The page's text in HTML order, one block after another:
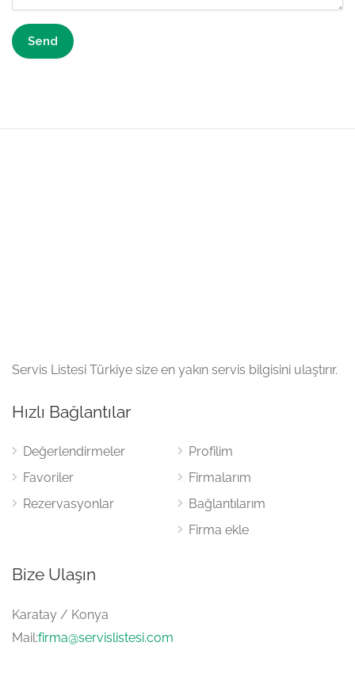
Servis Listesi Türkiye size en yakın servis bilgisini ulaştırır.
Hızlı Bağlantılar
Değerlendirmeler
Favoriler
Rezervasyonlar
Profilim
Firmalarım
Bağlantılarım
Firma ekle
Bize Ulaşın
Karatay / Konya
Mail:firma@servislistesi.com